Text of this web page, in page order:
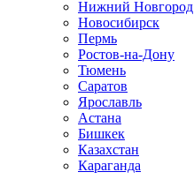
Нижний Новгород
Новосибирск
Пермь
Ростов-на-Дону
Тюмень
Саратов
Ярославль
Астана
Бишкек
Казахстан
Караганда